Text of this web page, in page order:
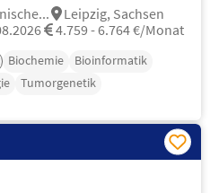
Leipzig, Sachsen
4.759 - 6.764 €/Monat
Biochemie
Bioinformatik
Tumorgenetik